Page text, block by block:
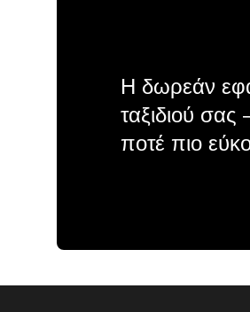
Η δωρεάν
ταξιδιού
ποτέ πιο